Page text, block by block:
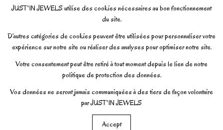
JUST'IN JEWELS utilise des cookies nécessaires au bon fonctionnement
du site.
D’autres catégories de cookies peuvent être utilisées pour personnaliser votre
expérience sur notre site ou réaliser des analyses pour optimiser notre site.
Votre consentement peut être retiré à tout moment depuis le lien de notre
politique de protection des données.
Vos données ne seront jamais communiquées à des tiers de façon volontaire
par JUST'IN JEWELS
Accept